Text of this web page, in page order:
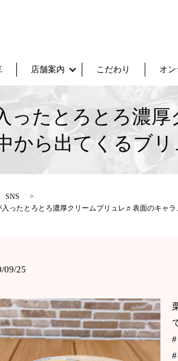
店舗案内 こだわり オ
ったとろとろ濃
から出てくるブ
SNS
ったとろとろ濃厚クリームブリュレ♬ 表面のキャ
09/25